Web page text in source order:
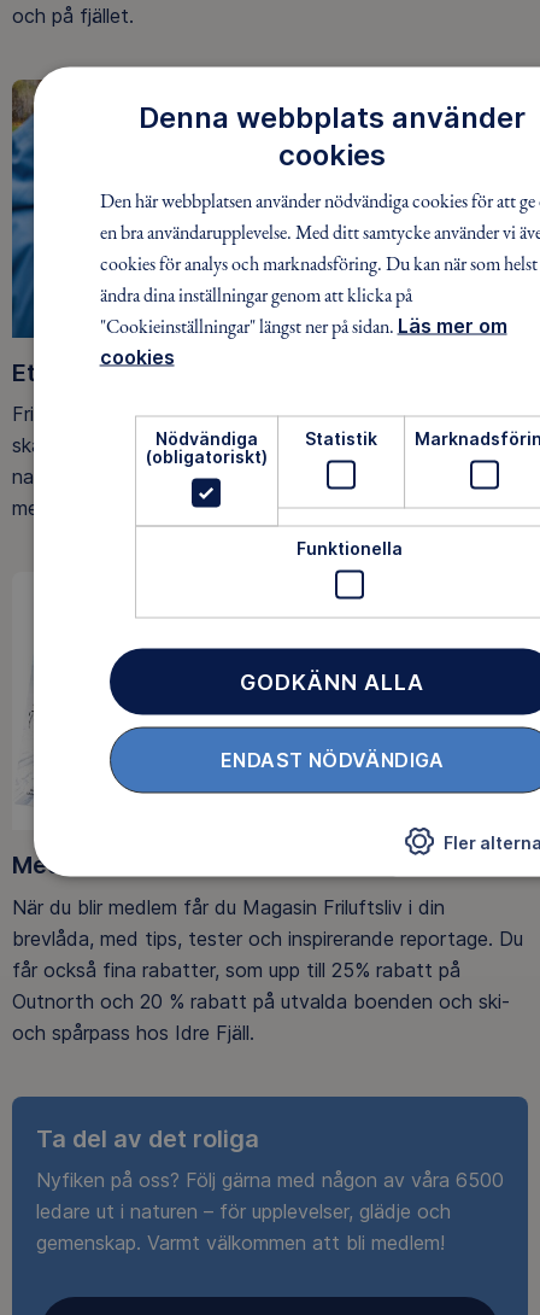
och på fjället.
Ett friluftsliv för alla
Friluftsfrämjandet arbetar för att så många som möjligt
ska upptäcka den rörelseglädje och de hälsoeffekter som
naturen ger. Som medlem bidrar du också till vårt arbete
med att skydda allemansrätten.
Medlemsförmåner
När du blir medlem får du Magasin Friluftsliv i din
brevlåda, med tips, tester och inspirerande reportage. Du
får också fina rabatter, som upp till 25% rabatt på
Outnorth och 20 % rabatt på utvalda boenden och ski-
och spårpass hos Idre Fjäll.
Ta del av det roliga
Nyfiken på oss? Följ gärna med någon av våra 6500
ledare ut i naturen – för upplevelser, glädje och
gemenskap. Varmt välkommen att bli medlem!
Denna webbplats använder
cookies
Den här webbplatsen använder nödvändiga cookies för att ge
en bra användarupplevelse. Med ditt samtycke använder vi
cookies för analys och marknadsföring. Du kan när som helst
ändra dina inställningar genom att klicka på
"Cookieinställningar" längst ner på sidan. Läs mer om
cookies
Nödvändiga
(obligatoriskt)
Statistik
Funktionella
GODKÄNN ALLA
ENDAST NÖDVÄNDIGA
Fler